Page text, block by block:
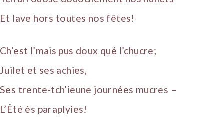
Et lave hors toutes nos fêtes!
Ch’est l’mais pus doux qué l’chucre;
Juilet et ses achies,
Ses trente-tch’ieune journées mucres –
L’Êté ès paraplyies!